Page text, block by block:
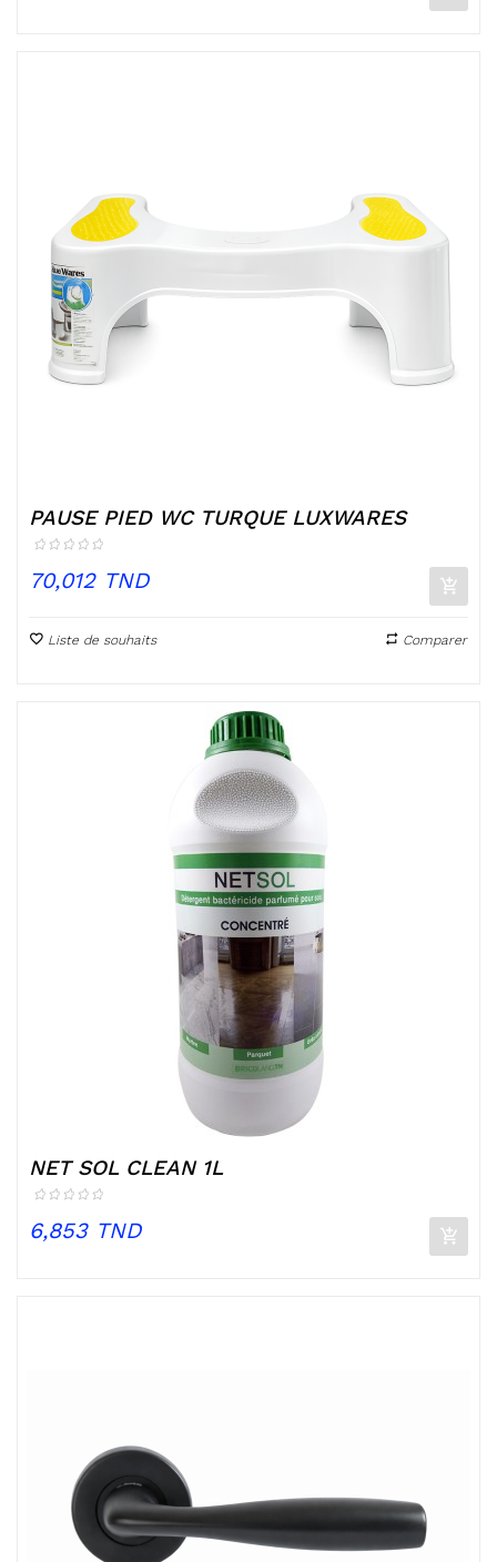
PAUSE PIED WC TURQUE LUXWARES
Prix
70,012 TND
Liste de souhaits Comparer
NET SOL CLEAN 1L
Prix
6,853 TND